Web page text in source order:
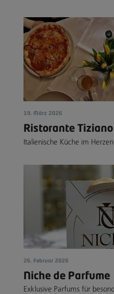
19. März 2026
Ristorante Tiziano
Italienische Küche im
26. Februar 2026
Niche de Parfume
Exklusive Parfums für